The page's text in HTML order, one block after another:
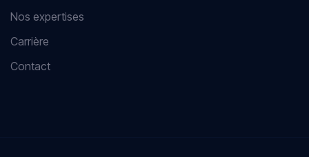
Nos expertises
Carrière
Contact